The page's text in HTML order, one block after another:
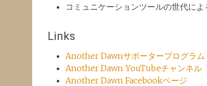
コミュニケーションツールの世代によ
Links
Another Dawnサポータープログラ
Another Dawn YouTubeチャンネル
Another Dawn Facebookページ